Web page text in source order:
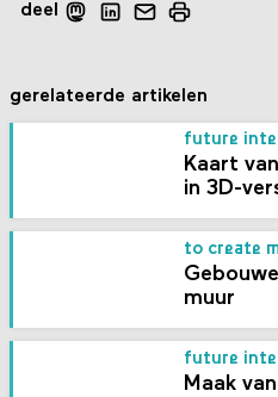
deel
gerelateerde artikelen
future
Kaart
in 3D-
to create
muur
future
Maak